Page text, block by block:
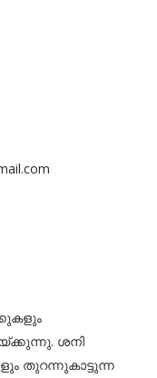
ശനി
തുറന്നുകാട്ടുന്ന